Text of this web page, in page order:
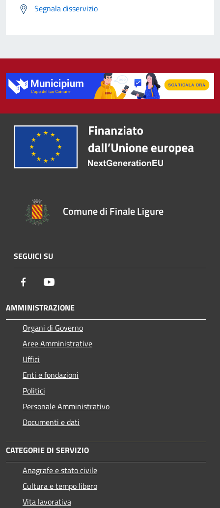
Segnala disservizio
Comune di Finale Ligure
SEGUICI SU
Facebook
AMMINISTRAZIONE
Organi di Governo
Aree Amministrative
Uffici
Enti e fondazioni
Politici
Personale Amministrativo
Documenti e dati
CATEGORIE DI SERVIZIO
Anagrafe e stato civile
Cultura e tempo libero
Vita lavorativa